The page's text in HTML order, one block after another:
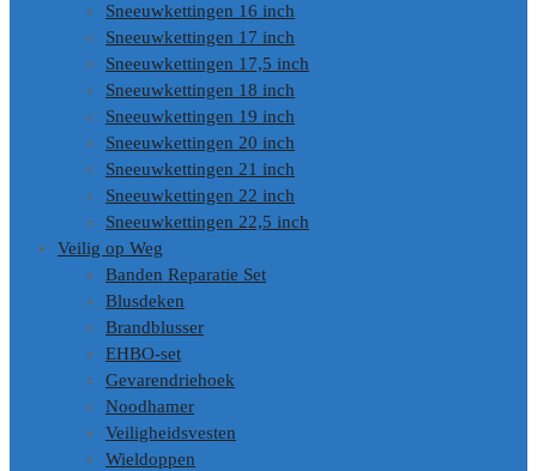
Sneeuwkettingen 16 inch
Sneeuwkettingen 17 inch
Sneeuwkettingen 17,5 inch
Sneeuwkettingen 18 inch
Sneeuwkettingen 19 inch
Sneeuwkettingen 20 inch
Sneeuwkettingen 21 inch
Sneeuwkettingen 22 inch
Sneeuwkettingen 22,5 inch
Veilig op Weg
Banden Reparatie Set
Blusdeken
Brandblusser
EHBO-set
Gevarendriehoek
Noodhamer
Veiligheidsvesten
Wieldoppen